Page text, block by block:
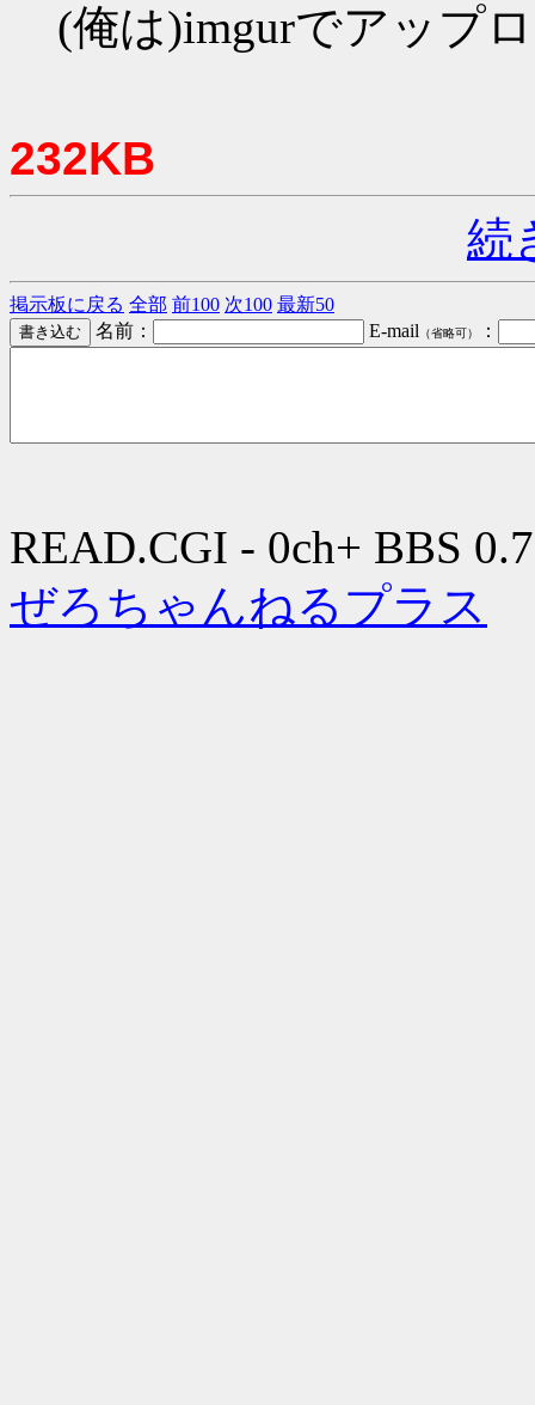
(俺は)imgurでアップ
232KB
続
掲示板に戻る 全部 前100 次100 最新50
名前：
E-mail （省略可） ：
READ.CGI - 0ch+ BBS
ぜろちゃんねるプラス